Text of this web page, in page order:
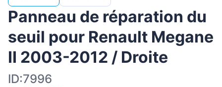
Panneau de réparation du
seuil pour Renault Megane
II 2003-2012 / Droite
ID:7996